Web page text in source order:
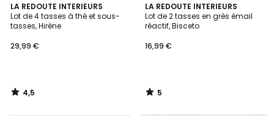
LA REDOUTE INTERIEURS
Lot de 4 tasses à thé et sous-
tasses, Hirène
29,99 €
4,5
/ 5
4,5
/
LA REDOUTE INTERIEURS
Lot de 2 tasses en grès émail
réactif, Bisceto
16,99 €
5
/
5
5
/